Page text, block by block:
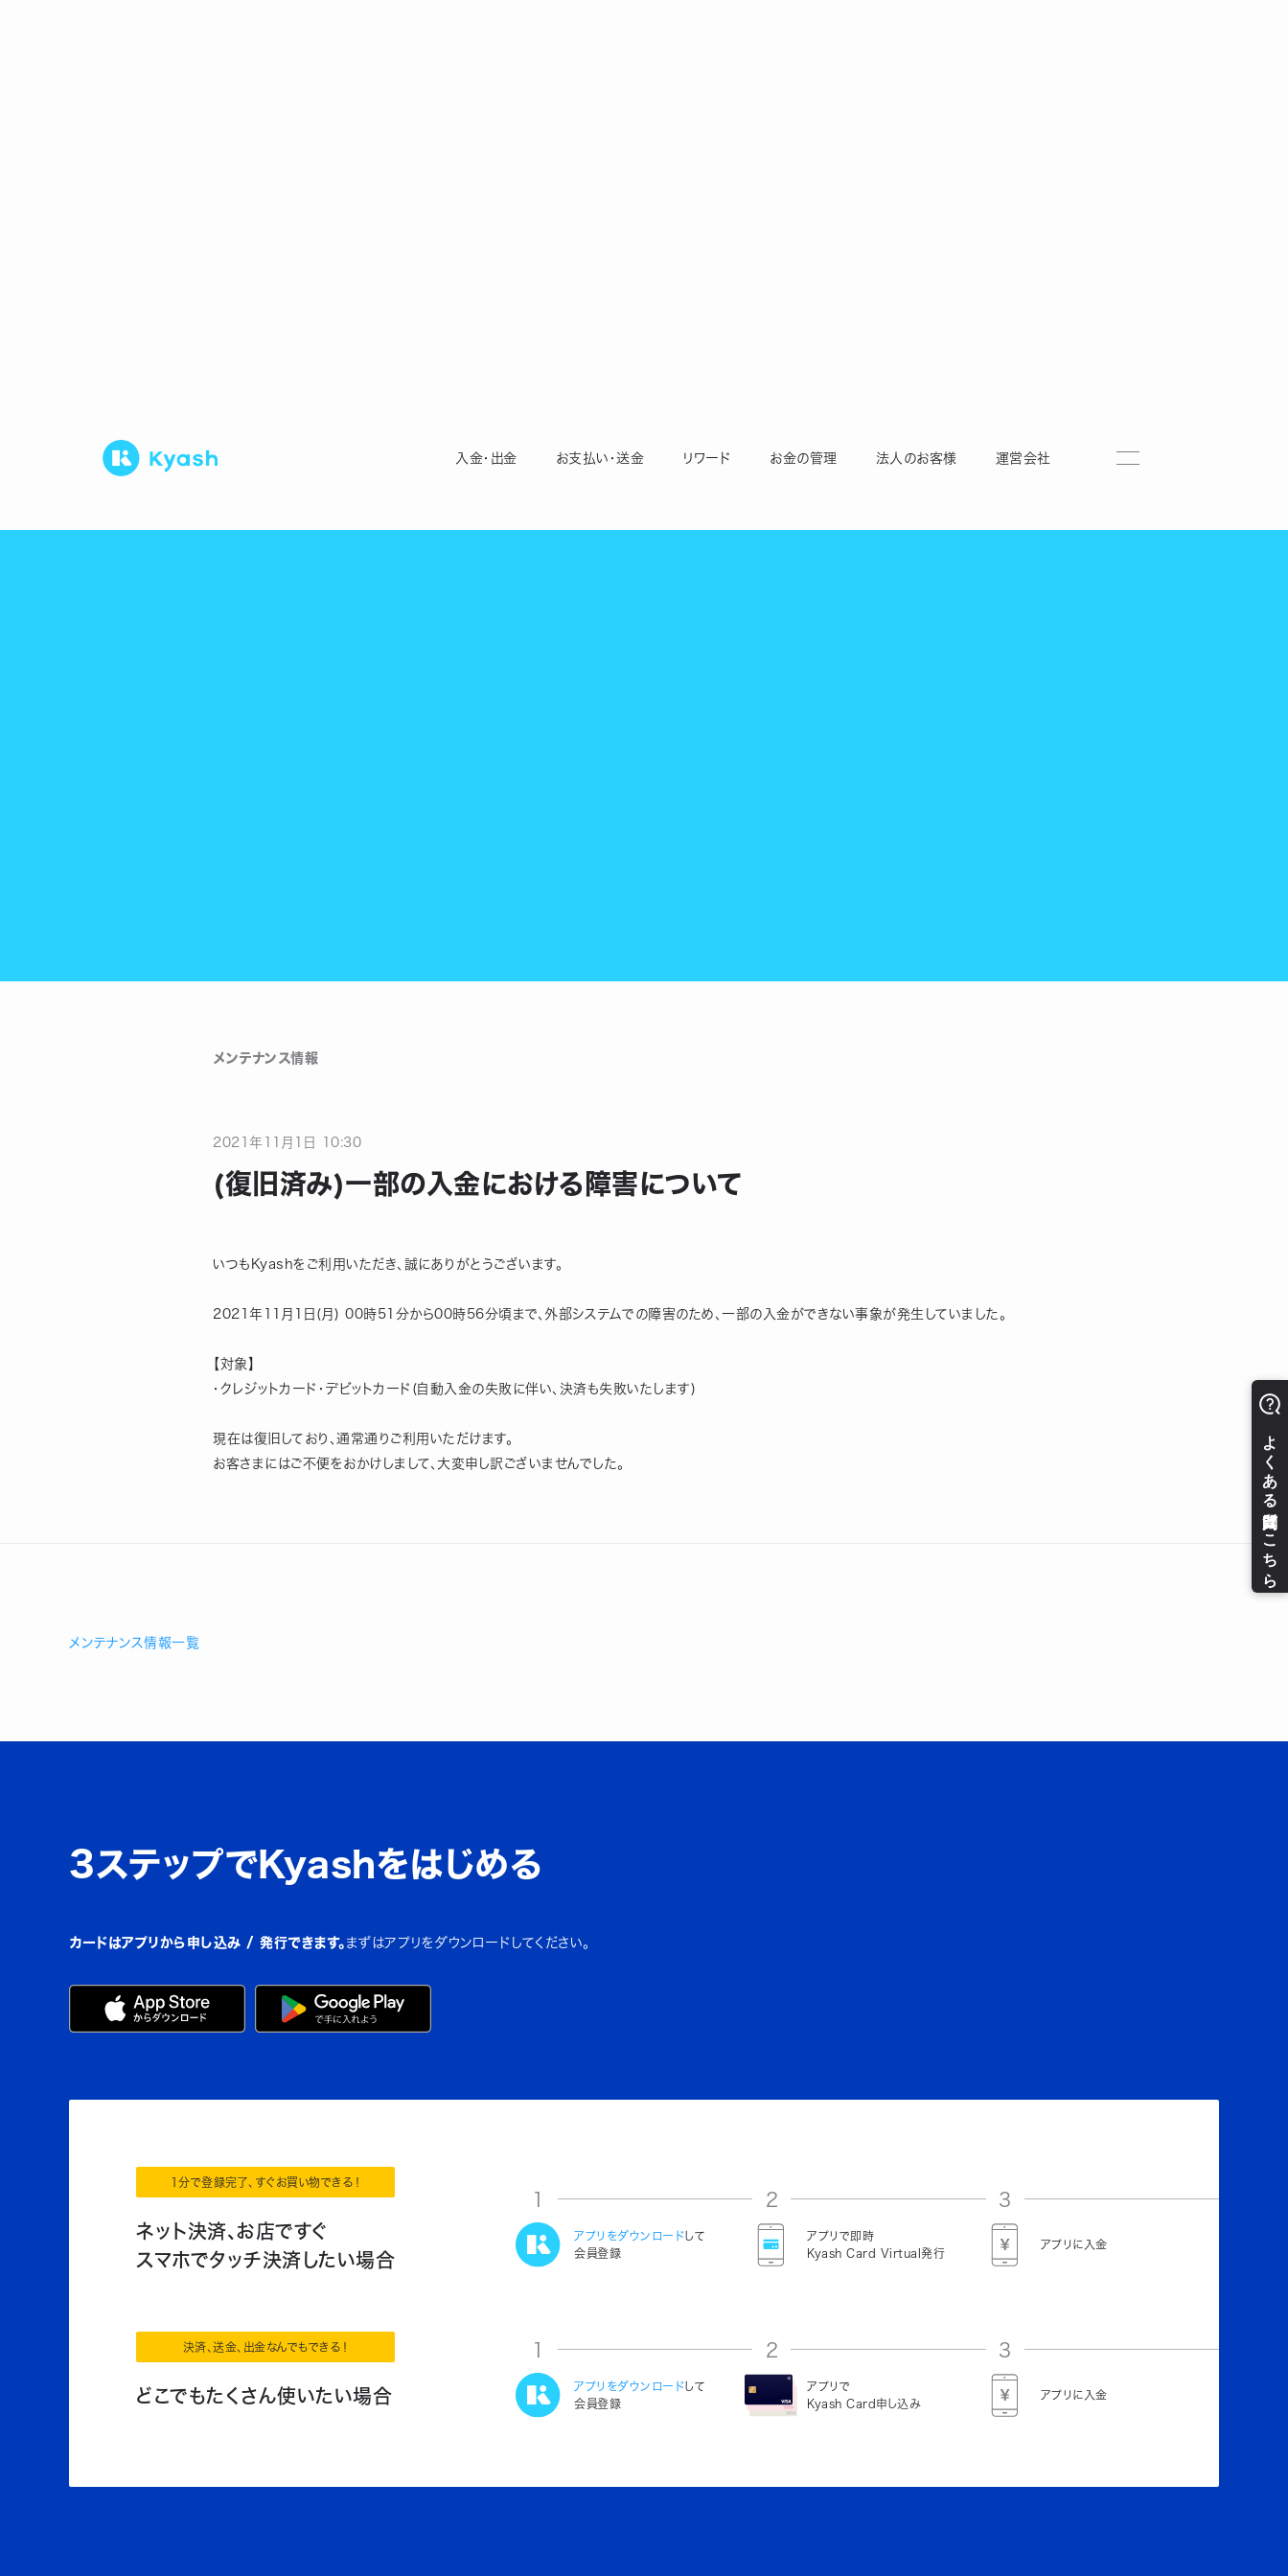
入金・出金 お支払い・送金 リワード お金の管理 法人のお客様 運営会社
メンテナンス情報
2021 年 11 月 1 日 10:30
(復旧済み)一部の入金における障害について
いつもKyashをご利用いただき、誠にありがとうございます。
2021年11月1日(月) 00時51分から00時56分頃まで、外部システムでの障害のため、一部の入金ができない事象が発生していました。
【対象】
・クレジットカード・デビットカード(自動入金の失敗に伴い、決済も失敗いたします)
現在は復旧しており、通常通りご利用いただけます。
お客さまにはご不便をおかけしまして、大変申し訳ございませんでした。
メンテナンス情報一覧
3ステップでKyashをはじめる
カードはアプリから申し込み / 発行できます。 まずはアプリをダウンロードしてください。
1分で登録完了、すぐお買い物できる！
ネット決済、お店ですぐ
スマホでタッチ決済したい場合
1
アプリをダウンロードして
会員登録
2
アプリで即時
Kyash Card Virtual発行
3
アプリに入金
決済、送金、出金なんでもできる！
どこでもたくさん使いたい場合
1
アプリをダウンロードして
会員登録
2
アプリで
Kyash Card申し込み
3
アプリに入金